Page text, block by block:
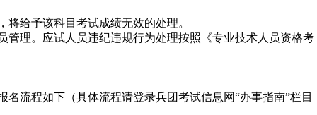
给予该科目考试成绩无效的处理。
理。应试人员违纪违规行为处理按照《专业技术人员资格考
流程如下（具体流程请登录兵团考试信息网“办事指南”栏目